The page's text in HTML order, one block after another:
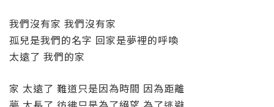
我們沒有家 我們沒有家
孤兒是我們的名字 回家是夢裡的呼喚
太遠了 我們的家
家 太遠了 難道只是因為時間 因為距離